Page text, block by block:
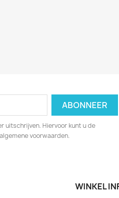
uitschrijven. Hiervoor kunt u de
voorwaarden.
WINKEL